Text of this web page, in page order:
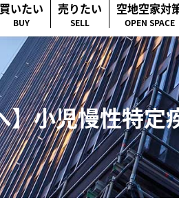
買いたい
BUY
売りたい
SELL
空地空家対
OPEN SPACE
】小児慢性特